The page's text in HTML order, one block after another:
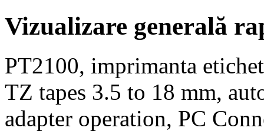
Vizualizare generală
PT2100, imprimanta
TZ tapes 3.5 to 18 mm,
adapter operation, PC